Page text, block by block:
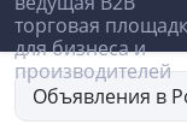
Объявления в